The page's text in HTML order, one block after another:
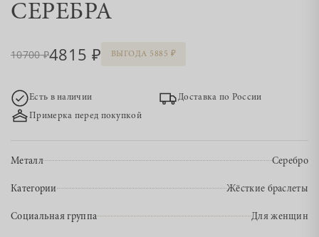
СЕРЕБРА
10700 4815 ВЫГОДА 5885
Есть в наличии
Доставка по России
Примерка перед покупкой
Металл Серебро
Категории Жёсткие браслеты
Социальная группа Для женщин